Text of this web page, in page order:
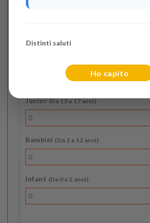
Indica il numero dei
Junior(Da 13 a 17 anni)
0
Bambini (Da 2 a 12 anni)
0
Infant (Da 0 a 2 anni)
0
Distinti saluti
Ho capito